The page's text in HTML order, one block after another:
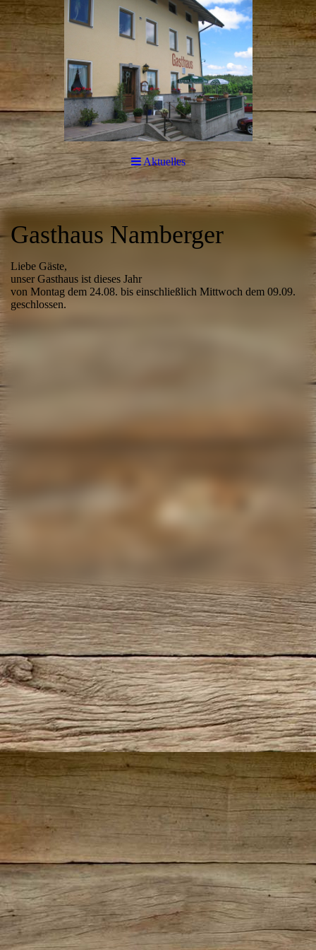
Aktuelles
Gasthaus Namberger
Liebe Gäste,
unser Gasthaus ist dieses Jahr
von Montag dem 24.08. bis einschließlich Mittwoch dem 09.09.
geschlossen.